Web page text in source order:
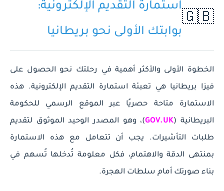
🇬🇧
استمارة التقديم الإلكترونية:
بوابتك الأولى نحو بريطانيا
الخطوة الأولى والأكثر أهمية في رحلتك نحو الحصول على
فيزا بريطانيا هي تعبئة استمارة التقديم الإلكترونية. هذه
الاستمارة متاحة حصريًا عبر الموقع الرسمي للحكومة
البريطانية (GOV.UK)، وهو المصدر الوحيد الموثوق لتقديم
طلبات التأشيرات. يجب أن تتعامل مع هذه الاستمارة
بمنتهى الدقة والاهتمام، فكل معلومة تُدخلها تُسهم في
بناء صورتك أمام سلطات الهجرة.